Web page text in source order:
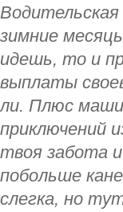
Водительская
зимние
идешь, то и
выплаты
ли. Плюс
приключений
твоя забота
побольше
слегка, но